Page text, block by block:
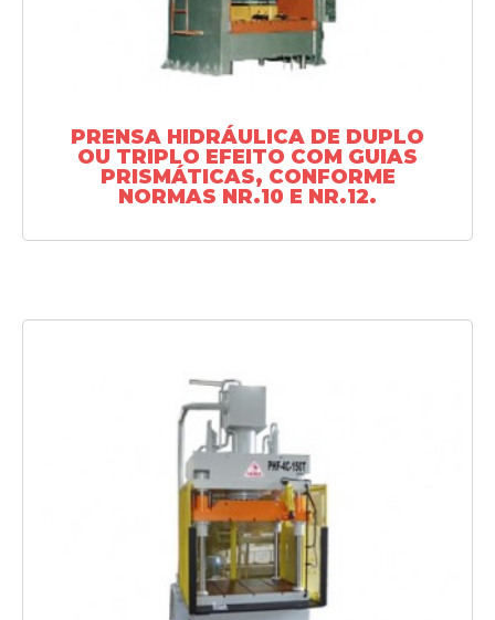
PRENSA HIDRÁULICA DE DUPLO
OU TRIPLO EFEITO COM GUIAS
PRISMÁTICAS, CONFORME
NORMAS NR.10 E NR.12.
SAIBA MAIS